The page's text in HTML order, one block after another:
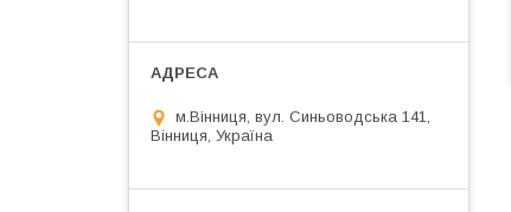
м.Вінниця, вул. Синьоводська 141,
Вінниця, Україна